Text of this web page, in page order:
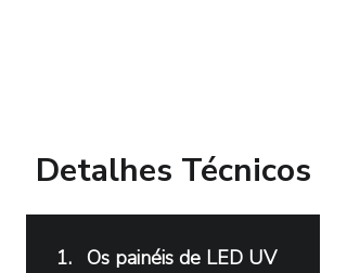
Detalhes Técnicos
Os painéis de LED UV